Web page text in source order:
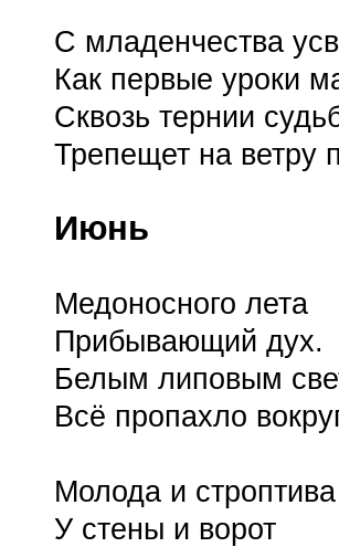
С младенчества
Как первые уроки
Сквозь тернии
Трепещет на ветру
Июнь
Медоносного лета
Прибывающий дух.
Белым липовым
Всё пропахло
Молода и строптива
У стены и ворот